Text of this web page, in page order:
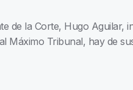
de la Corte, Hugo
Máximo Tribunal, hay de